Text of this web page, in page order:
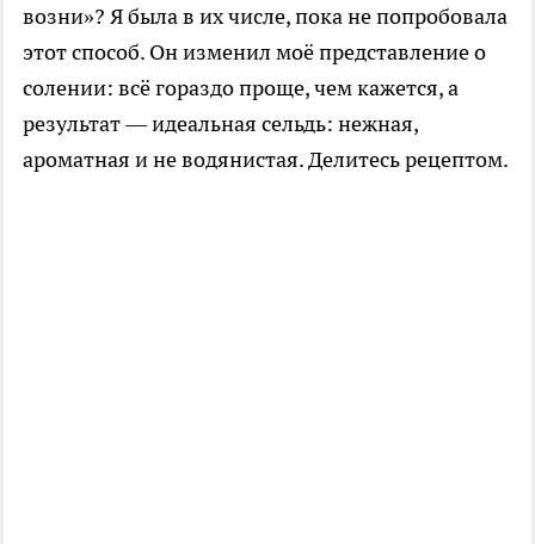
возни»? Я была в их числе, пока не попробовала
этот способ. Он изменил моё представление о
солении: всё гораздо проще, чем кажется, а
результат — идеальная сельдь: нежная,
ароматная и не водянистая. Делитесь рецептом.